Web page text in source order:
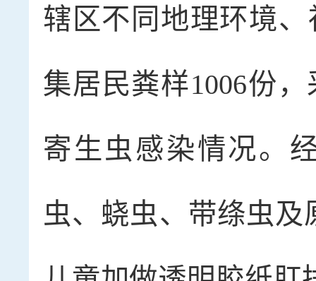
辖区不同地理环境
集居民粪样1006份
寄生虫感染情况。
虫、蛲虫、带绦虫及